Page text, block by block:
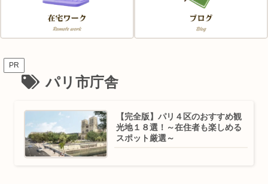
PR
パリ市庁舎
【完全版】パリ４区のおすすめ観
光地１８選！～在住者も楽しめる
スポット厳選～